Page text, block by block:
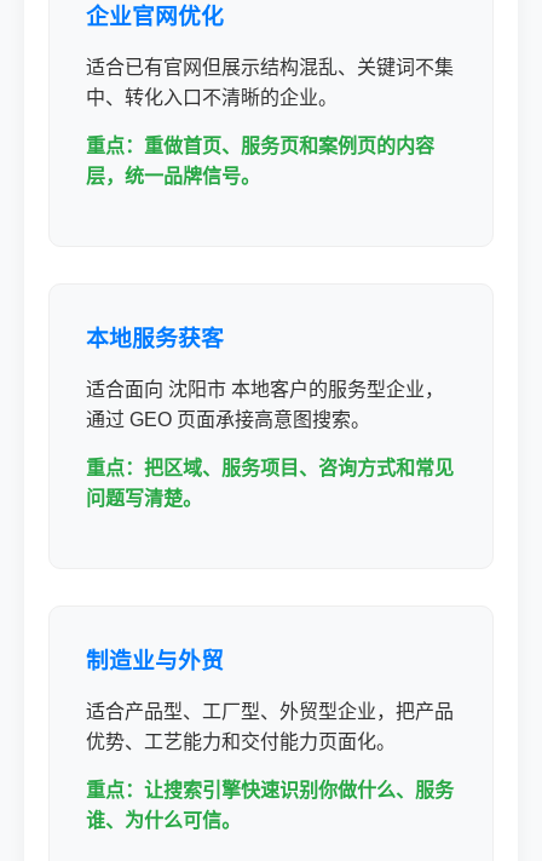
企业官网优化
适合已有官网但展示结构混乱、关键词不集
中、转化入口不清晰的企业。
重点：重做首页、服务页和案例页的内容
层，统一品牌信号。
本地服务获客
适合面向 沈阳市 本地客户的服务型企业，
通过 GEO 页面承接高意图搜索。
重点：把区域、服务项目、咨询方式和常见
问题写清楚。
制造业与外贸
适合产品型、工厂型、外贸型企业，把产品
优势、工艺能力和交付能力页面化。
重点：让搜索引擎快速识别你做什么、服务
谁、为什么可信。